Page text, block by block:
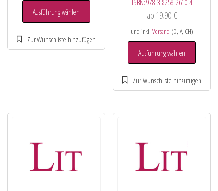
Ausführung wählen
ISBN: 978-3-8258-2610-4
ab 19,90 €
und inkl. Versand (D, A, CH)
Ausführung wählen